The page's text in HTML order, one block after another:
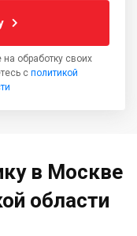
обработку своих
с политикой
в Москве
области